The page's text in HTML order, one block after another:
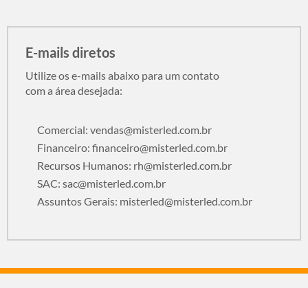
E-mails diretos
Utilize os e-mails abaixo para um contato
com a área desejada:
Comercial: vendas@misterled.com.br
Financeiro: financeiro@misterled.com.br
Recursos Humanos: rh@misterled.com.br
SAC: sac@misterled.com.br
Assuntos Gerais: misterled@misterled.com.br